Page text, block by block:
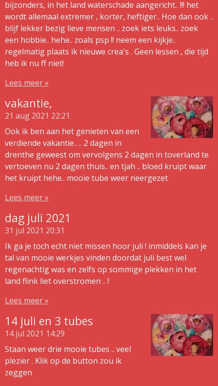
bijzonders, in het land waterschade aangericht.. !!! het
wordt allemaal extremer , korter, heftiger.. Hoe dan ook ..
blijf lekker bezig lieve mensen .. zoek iets leuks.. zoek
een hobbie.. hehe.. zoals psp !! neem een kijkje..
regelmatig plaats ik nieuwe crea's . Geen lessen , die tijd
heb ik nu ff niet!
Lees meer »
vakantie,
21 aug 2021 22:21
Ook ik ben aan het genieten van een
verdiende vakantie.. .. 2 dagen in
drenthe geweest om vervolgens 2 dagen in toverland te
vertoeven nu 2 dagen thuis.. en tjah .. bloed kruipt waar
het kruipt hehe.. mooie tube weer neergezet
Lees meer »
dag juli 2021
31 jul 2021 20:31
Ik ga je toch echt niet missen hoor juli ! inmiddels kan je
tal van mooie werkjes vinden doordat juli best wel
regenachtig was en zelfs op sommige plekken in het
land flink liet overstromen .. !
Lees meer »
14 juli en 3 tubes
14 jul 2021 14:29
Staan weer drie mooie tubes .. veel
plezier . Klik op de button zou ik
zeggen